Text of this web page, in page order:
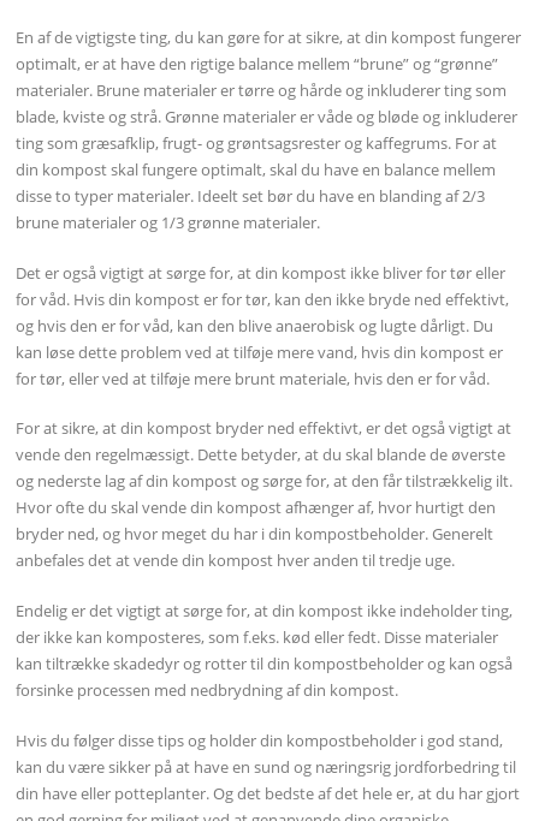
En af de vigtigste ting, du kan gøre for at sikre, at din kompost fungerer
optimalt, er at have den rigtige balance mellem “brune” og “grønne”
materialer. Brune materialer er tørre og hårde og inkluderer ting som
blade, kviste og strå. Grønne materialer er våde og bløde og inkluderer
ting som græsafklip, frugt- og grøntsagsrester og kaffegrums. For at
din kompost skal fungere optimalt, skal du have en balance mellem
disse to typer materialer. Ideelt set bør du have en blanding af 2/3
brune materialer og 1/3 grønne materialer.
Det er også vigtigt at sørge for, at din kompost ikke bliver for tør eller
for våd. Hvis din kompost er for tør, kan den ikke bryde ned effektivt,
og hvis den er for våd, kan den blive anaerobisk og lugte dårligt. Du
kan løse dette problem ved at tilføje mere vand, hvis din kompost er
for tør, eller ved at tilføje mere brunt materiale, hvis den er for våd.
For at sikre, at din kompost bryder ned effektivt, er det også vigtigt at
vende den regelmæssigt. Dette betyder, at du skal blande de øverste
og nederste lag af din kompost og sørge for, at den får tilstrækkelig ilt.
Hvor ofte du skal vende din kompost afhænger af, hvor hurtigt den
bryder ned, og hvor meget du har i din kompostbeholder. Generelt
anbefales det at vende din kompost hver anden til tredje uge.
Endelig er det vigtigt at sørge for, at din kompost ikke indeholder ting,
der ikke kan komposteres, som f.eks. kød eller fedt. Disse materialer
kan tiltrække skadedyr og rotter til din kompostbeholder og kan også
forsinke processen med nedbrydning af din kompost.
Hvis du følger disse tips og holder din kompostbeholder i god stand,
kan du være sikker på at have en sund og næringsrig jordforbedring til
din have eller potteplanter. Og det bedste af det hele er, at du har gjort